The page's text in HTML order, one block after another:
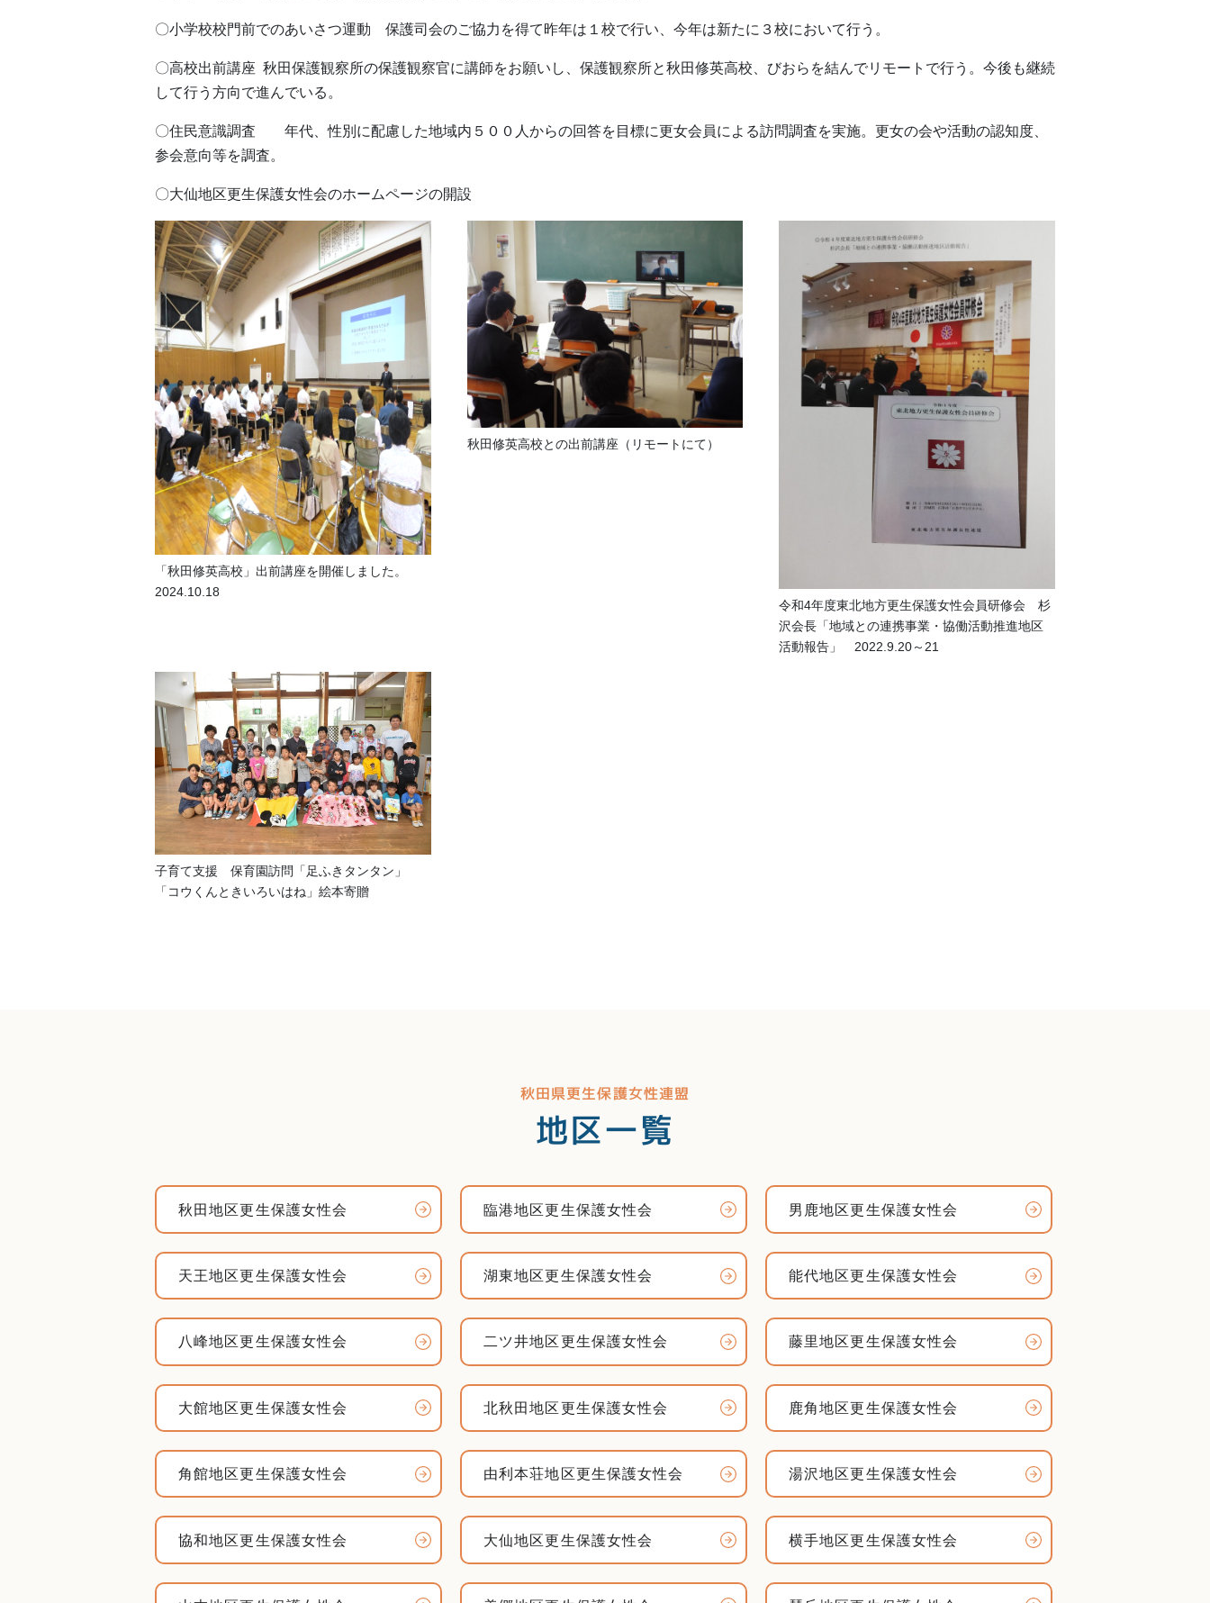
〇小学校校門前でのあいさつ運動 保護司会のご協力を得て昨年は１校で行い、今年は新たに３校において行う。
〇高校出前講座 秋田保護観察所の保護観察官に講師をお願いし、保護観察所と秋田修英高校、びおらを結んでリモートで行う。今後も継続
して行う方向で進んでいる。
〇住民意識調査 年代、性別に配慮した地域内５００人からの回答を目標に更女会員による訪問調査を実施。更女の会や活動の認知度、
参会意向等を調査。
〇大仙地区更生保護女性会のホームページの開設
「秋田修英高校」出前講座を開催しました。
2024.10.18
秋田修英高校との出前講座（リモートにて）
令和4年度東北地方更生保護女性会員研修会 杉
沢会長「地域との連携事業・協働活動推進地区
活動報告」 2022.9.20～21
子育て支援 保育園訪問「足ふきタンタン」
「コウくんときいろいはね」絵本寄贈
秋田県更生保護女性連盟
地区一覧
秋田地区更生保護女性会 臨港地区更生保護女性会 男鹿地区更生保護女性会
天王地区更生保護女性会 湖東地区更生保護女性会 能代地区更生保護女性会
八峰地区更生保護女性会 二ツ井地区更生保護女性会 藤里地区更生保護女性会
大館地区更生保護女性会 北秋田地区更生保護女性会 鹿角地区更生保護女性会
角館地区更生保護女性会 由利本荘地区更生保護女性会 湯沢地区更生保護女性会
協和地区更生保護女性会 大仙地区更生保護女性会 横手地区更生保護女性会